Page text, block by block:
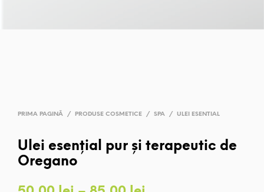
PRIMA PAGINĂ / PRODUSE COSMETICE / SPA / ULEI ESENTIAL
Ulei esențial pur și terapeutic de
Oregano